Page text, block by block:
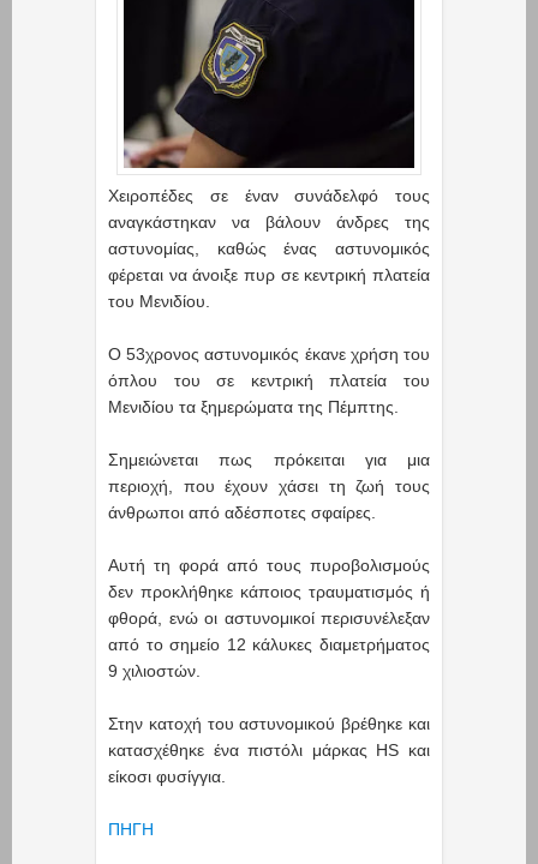
Χειροπέδες σε έναν συνάδελφό τους
αναγκάστηκαν να βάλουν άνδρες της
αστυνομίας, καθώς ένας αστυνομικός
φέρεται να άνοιξε πυρ σε κεντρική πλατεία
του Μενιδίου.
Ο 53χρονος αστυνομικός έκανε χρήση του
όπλου του σε κεντρική πλατεία του
Μενιδίου τα ξημερώματα της Πέμπτης.
Σημειώνεται πως πρόκειται για μια
περιοχή, που έχουν χάσει τη ζωή τους
άνθρωποι από αδέσποτες σφαίρες.
Αυτή τη φορά από τους πυροβολισμούς
δεν προκλήθηκε κάποιος τραυματισμός ή
φθορά, ενώ οι αστυνομικοί περισυνέλεξαν
από το σημείο 12 κάλυκες διαμετρήματος
9 χιλιοστών.
Στην κατοχή του αστυνομικού βρέθηκε και
κατασχέθηκε ένα πιστόλι μάρκας HS και
είκοσι φυσίγγια.
ΠΗΓΗ